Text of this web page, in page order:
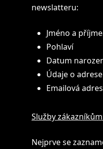
newslatteru:
Jméno a
Pohlaví
Datum
Údaje o adrese
Emailová
Služby
Nejprve se